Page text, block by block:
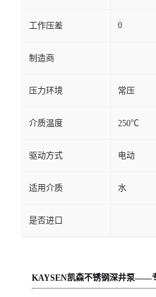
工作压差 0
制造商
压力环境 常压
介质温度 250℃
驱动方式 电动
适用介质 水
是否进口
KAYSEN凯森不锈钢深井泵——